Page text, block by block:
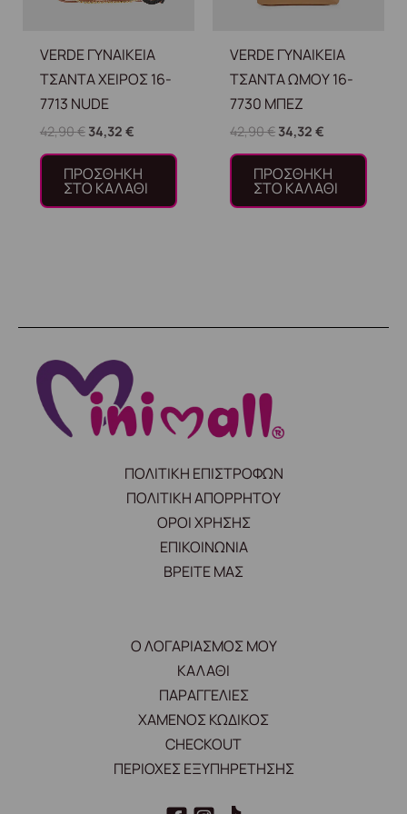
VERDE ΓΥΝΑΙΚΕΙΑ
ΤΣΑΝΤΑ ΧΕΙΡΟΣ 16-
7713 NUDE
42,90€ 34,32 €
ΠΡΟΣΘΉΚΗ
ΣΤΟ ΚΑΛΆΘΙ
VERDE ΓΥΝΑΙΚΕΙΑ
ΤΣΑΝΤΑ ΩΜΟΥ 16-
7730 ΜΠΕΖ
42,90€ 34,32€
ΠΡΟΣΘΉΚΗ
ΣΤΟ ΚΑΛΆΘΙ
ΠΟΛΙΤΙΚΗ ΕΠΙΣΤΡΟΦΩΝ
ΠΟΛΙΤΙΚΗ ΑΠΟΡΡΗΤΟΥ
ΟΡΟΙ ΧΡΗΣΗΣ
ΕΠΙΚΟΙΝΩΝΙΑ
ΒΡΕΙΤΕ ΜΑΣ
Ο ΛΟΓΑΡΙΑΣΜΟΣ ΜΟΥ
ΚΑΛΑΘΙ
ΠΑΡΑΓΓΕΛΙΕΣ
ΧΑΜΕΝΟΣ ΚΩΔΙΚΟΣ
CHECKOUT
ΠΕΡΙΟΧΕΣ ΕΞΥΠΗΡΕΤΗΣΗΣ